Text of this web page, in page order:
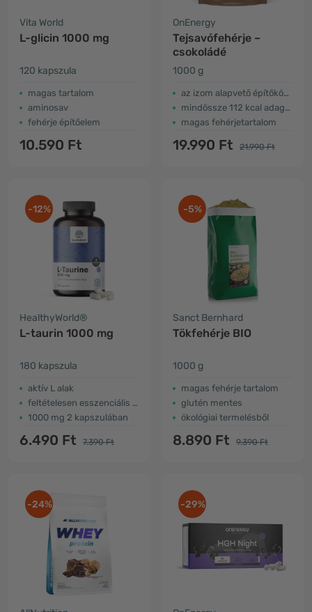
Vita World
L-glicin 1000 mg
120 kapszula
magas tartalom
aminosav
fehérje építőelem
10.590 Ft
OnEnergy
Tejsavófehérje –
csokoládé
1000 g
az izom alapvető építőkövei
mindössze 112 kcal adagonként
magas fehérjetartalom
19.990 Ft 21.990 Ft
-12%
HealthyWorld®
L-taurin 1000 mg
180 kapszula
aktív L alak
feltételesen esszenciális aminosav
1000 mg 2 kapszulában
6.490 Ft 7.390 Ft
-5%
Sanct Bernhard
Tökfehérje BIO
1000 g
magas fehérje tartalom
glutén mentes
ökológiai termelésből
8.890 Ft 9.390 Ft
-24% -29%